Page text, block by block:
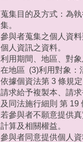
蒐集目的及方式：為
集。
參與者蒐集之個人資
個人資訊之資料。
利用期間、地區、對
在地區 (3)利用對象：
依據個資法第 3 條規
請求給予複製本、請
及同法施行細則 第 19
若參與者不願意提供
計算及相關權益。
參與者同意提供個人